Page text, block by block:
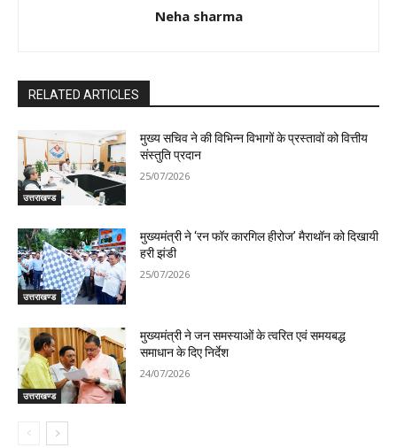
Neha sharma
RELATED ARTICLES
उत्तराखण्ड
मुख्य सचिव ने की विभिन्न विभागों के प्रस्तावों को वित्तीय
संस्तुति प्रदान
25/07/2026
उत्तराखण्ड
मुख्यमंत्री ने ‘रन फॉर कारगिल हीरोज’ मैराथॉन को दिखायी
हरी झंडी
25/07/2026
उत्तराखण्ड
मुख्यमंत्री ने जन समस्याओं के त्वरित एवं समयबद्ध
समाधान के दिए निर्देश
24/07/2026